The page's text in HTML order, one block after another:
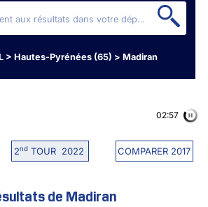
> Hautes-Pyrénées (65) > Madiran
2ndTOUR 2022 COMPARER 2017
02:56
de Madiran